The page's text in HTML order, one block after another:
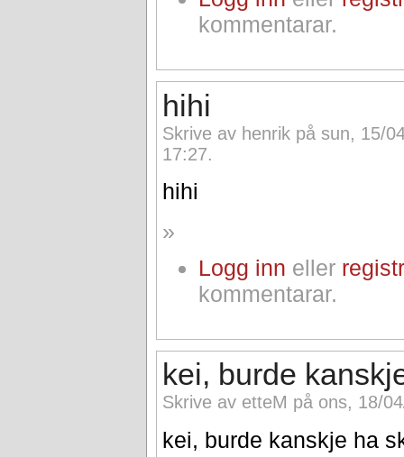
kommentarar.
hihi
Skrive av henrik på sun, 15/
17:27.
hihi
»
Logg inn eller
kommentarar.
kei, burde
Skrive av etteM på ons, 18/
kei, burde kanskje ha